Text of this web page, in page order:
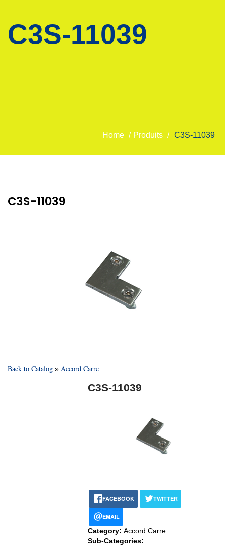
C3S-11039
Home / Produits / C3S-11039
C3S-11039
Back to Catalog Accord Carre
C3S-11039
FACEBOOK TWITTER
EMAIL
Category: Accord Carre
Sub-Categories: